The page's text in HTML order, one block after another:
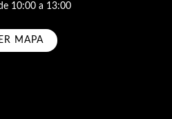
10:00 a 13:00
MAPA